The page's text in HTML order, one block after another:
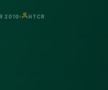
2010 HTCR